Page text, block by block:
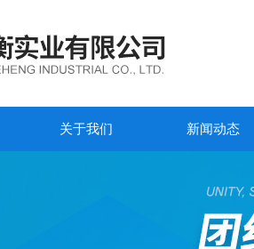
关于我们 新闻动态